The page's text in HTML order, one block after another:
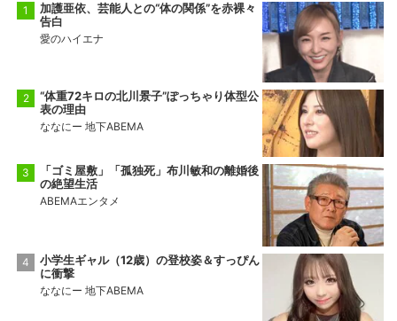
加護亜依、芸能人との“体の関係”を赤裸々
告白
愛のハイエナ
“体重72キロの北川景子”ぽっちゃり体型公
表の理由
ななにー 地下ABEMA
「ゴミ屋敷」「孤独死」布川敏和の離婚後
の絶望生活
ABEMAエンタメ
小学生ギャル（12歳）の登校姿＆すっぴん
に衝撃
ななにー 地下ABEMA